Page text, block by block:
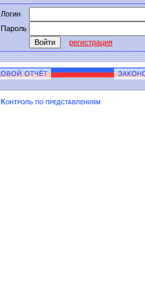
Логин
Пароль
регистрация
Контроль по представлениям